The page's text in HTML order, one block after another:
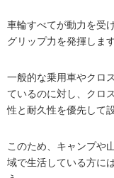
車輪すべてが動力を受
グリップ力を発揮します
一般的な乗用車やクロ
ているのに対し、クロ
性と耐久性を優先して
このため、キャンプや
域で生活している方に